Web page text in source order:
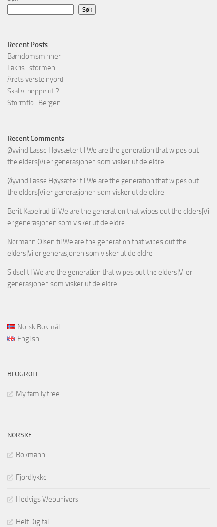
Søk
Recent Posts
Barndomsminner
Lakris i stormen
Årets verste nyord
Skal vi hoppe uti?
Stormflo i Bergen
Recent Comments
Øyvind Lasse Høysætertil We are the generation that wipes out
the elders|Vi er generasjonen som visker ut de eldre
Øyvind Lasse Høysætertil We are the generation that wipes out
the elders|Vi er generasjonen som visker ut de eldre
Berit Kapelrud til We are the generation that wipes out the elders|Vi
er generasjonen som visker ut de eldre
Normann Olsen til We are the generation that wipes out the
elders|Vi er generasjonen som visker ut de eldre
Sidsel til We are the generation that wipes out the elders|Vi er
generasjonen som visker ut de eldre
Norsk Bokmål
English
BLOGROLL
My family tree
NORSKE
Bokmann
Fjordlykke
Hedvigs Webunivers
Helt Digital